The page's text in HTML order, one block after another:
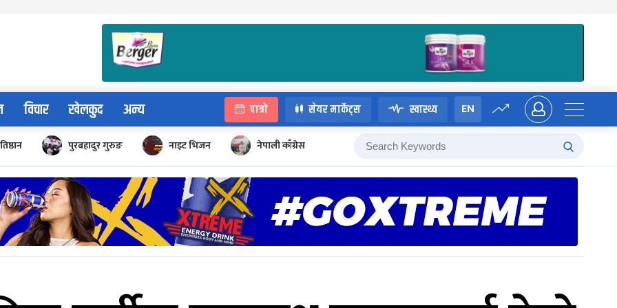
विचार खेलकुद अन्य पात्रो सेयर मार्केट्स स्वास्थ्य EN
पुरबहादुर गुरुङ नाइट भिजन नेपाली काँग्रेस